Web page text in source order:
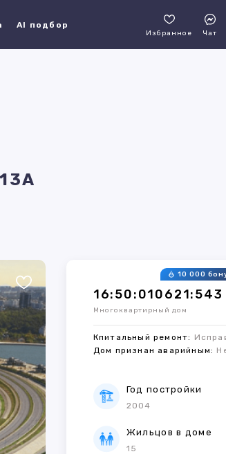
AI подбор
Избранное Чат
16:50:010621:543
10 000
Многоквартирный дом
Кпитальный ремонт:
Дом признан аварийным:
Год постройки
2004
Жильцов в доме
15